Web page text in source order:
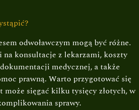
odwoławczym mogą być różne.
na konsultacje z lekarzami, koszty
medycznej, a także
prawną. Warto przygotować się
może sięgać kilku tysięcy złotych, w
sprawy.